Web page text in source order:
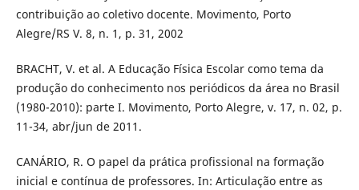
contribuição ao coletivo docente. Movimento, Porto
Alegre/RS V. 8, n. 1, p. 31, 2002
BRACHT, V. et al. A Educação Física Escolar como tema da
produção do conhecimento nos periódicos da área no Brasil
(1980-2010): parte I. Movimento, Porto Alegre, v. 17, n. 02, p.
11-34, abr/jun de 2011.
CANÁRIO, R. O papel da prática profissional na formação
inicial e contínua de professores. In: Articulação entre as